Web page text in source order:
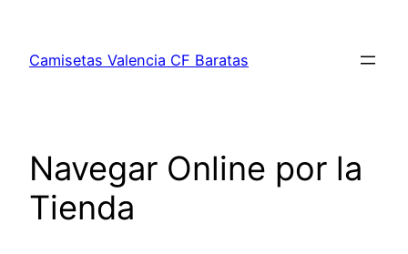
contenido
Camisetas Valencia CF Baratas
Navegar Online por la
Tienda